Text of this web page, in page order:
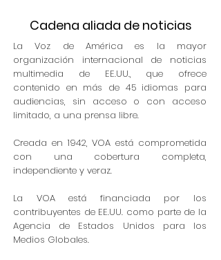
Cadena aliada de noticias
La Voz de América es la mayor
organización internacional de noticias
multimedia de EE.UU., que ofrece
contenido en más de 45 idiomas para
audiencias, sin acceso o con acceso
limitado, a una prensa libre.
Creada en 1942, VOA está comprometida
con una cobertura completa,
independiente y veraz.
La VOA está financiada por los
contribuyentes de EE.UU. como parte de la
Agencia de Estados Unidos para los
Medios Globales.